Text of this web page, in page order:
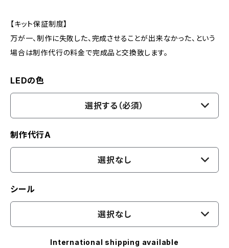
【キット保証制度】
万が一、制作に失敗した、完成させることが出来なかった、という
場合は制作代行の料金で完成品と交換致します。
LEDの色
選択する（必須）
制作代行A
選択なし
シール
選択なし
International shipping available